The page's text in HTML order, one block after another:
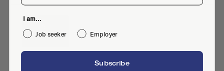
I am...
Job seeker
Employer
Subscribe